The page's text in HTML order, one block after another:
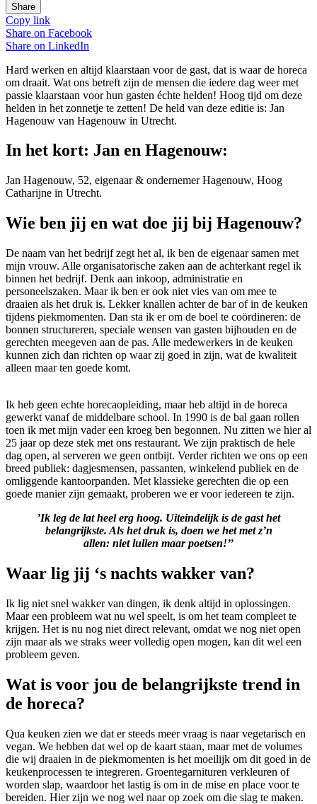
Share
Copy link
Share on Facebook
Share on LinkedIn
Hard werken en altijd klaarstaan voor de gast, dat is waar de horeca
om draait. Wat ons betreft zijn de mensen die iedere dag weer met
passie klaarstaan voor hun gasten échte helden! Hoog tijd om deze
helden in het zonnetje te zetten! De held van deze editie is: Jan
Hagenouw van Hagenouw in Utrecht.
In het kort: Jan en Hagenouw:
Jan Hagenouw, 52, eigenaar & ondernemer Hagenouw, Hoog
Catharijne in Utrecht.
Wie ben jij en wat doe jij bij Hagenouw?
De naam van het bedrijf zegt het al, ik ben de eigenaar samen met
mijn vrouw. Alle organisatorische zaken aan de achterkant regel ik
binnen het bedrijf. Denk aan inkoop, administratie en
personeelszaken. Maar ik ben er ook niet vies van om mee te
draaien als het druk is. Lekker knallen achter de bar of in de keuken
tijdens piekmomenten. Dan sta ik er om de boel te coördineren: de
bonnen structureren, speciale wensen van gasten bijhouden en de
gerechten meegeven aan de pas. Alle medewerkers in de keuken
kunnen zich dan richten op waar zij goed in zijn, wat de kwaliteit
alleen maar ten goede komt.
Ik heb geen echte horecaopleiding, maar heb altijd in de horeca
gewerkt vanaf de middelbare school. In 1990 is de bal gaan rollen
toen ik met mijn vader een kroeg ben begonnen. Nu zitten we hier al
25 jaar op deze stek met ons restaurant. We zijn praktisch de hele
dag open, al serveren we geen ontbijt. Verder richten we ons op een
breed publiek: dagjesmensen, passanten, winkelend publiek en de
omliggende kantoorpanden. Met klassieke gerechten die op een
goede manier zijn gemaakt, proberen we er voor iedereen te zijn.
’Ik leg de lat heel erg hoog. Uiteindelijk is de gast het
belangrijkste. Als het druk is, doen we het met z’n
allen: niet lullen maar poetsen!’’
Waar lig jij ‘s nachts wakker van?
Ik lig niet snel wakker van dingen, ik denk altijd in oplossingen.
Maar een probleem wat nu wel speelt, is om het team compleet te
krijgen. Het is nu nog niet direct relevant, omdat we nog niet open
zijn maar als we straks weer volledig open mogen, kan dit wel een
probleem geven.
Wat is voor jou de belangrijkste trend in
de horeca?
Qua keuken zien we dat er steeds meer vraag is naar vegetarisch en
vegan. We hebben dat wel op de kaart staan, maar met de volumes
die wij draaien in de piekmomenten is het moeilijk om dit goed in de
keukenprocessen te integreren. Groentegarnituren verkleuren of
worden slap, waardoor het lastig is om in de mise en place voor te
bereiden. Hier zijn we nog wel naar op zoek om die slag te maken.